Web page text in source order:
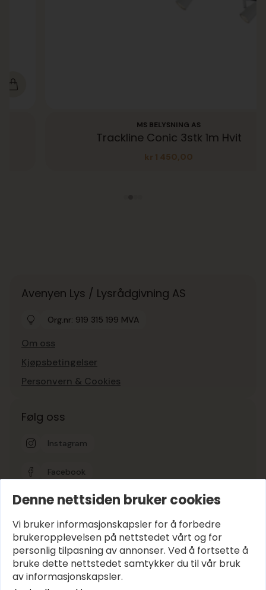
MS BELYSNING AS
Trackline Conic 3stk 1m Hvit
1 450,00
Avenyen Lys / Lysrådgivning AS
Org.nr: 919 315 199 MVA
Om oss
Kjøpsbetingelser
Personvern & Cookies
Følg oss
Instagram
Facebook
Google-vurdering
Hold deg oppdatert
E-post*
Denne nettsiden bruker cookies
Vi bruker informasjonskapsler for å forbedre
brukeropplevelsen på nettstedet vårt og for
personlig tilpasning av annonser. Ved å fortsette å
bruke dette nettstedet samtykker du til vår bruk
av informasjonskapsler.